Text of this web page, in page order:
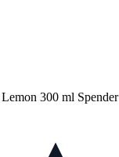
300 ml Spender